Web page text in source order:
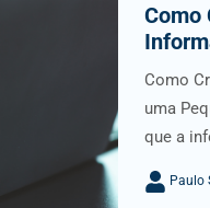
Como
Como
uma
que a
Paulo